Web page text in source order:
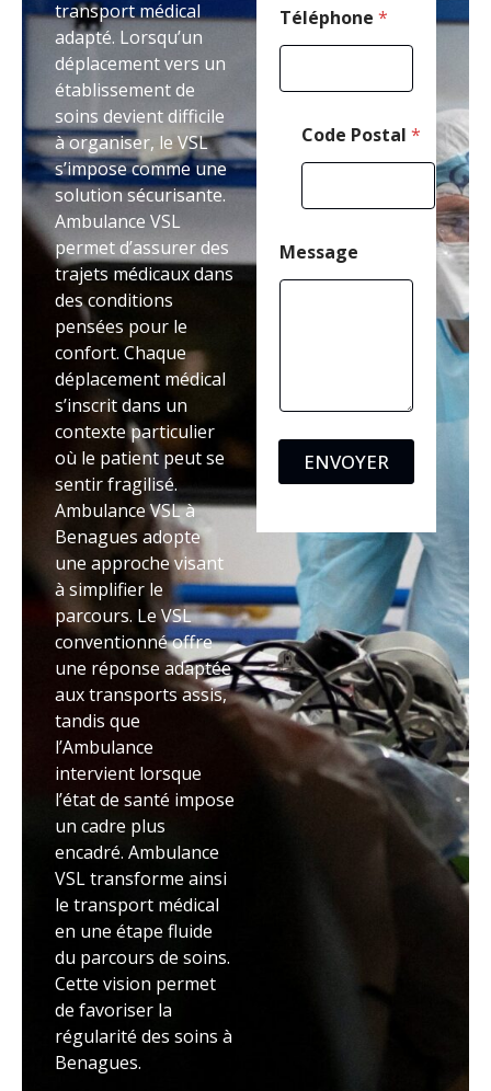
transport médical
adapté. Lorsqu’un
déplacement vers un
établissement de
soins devient difficile
à organiser, le VSL
s’impose comme une
solution sécurisante.
Ambulance VSL
permet d’assurer des
trajets médicaux dans
des conditions
pensées pour le
confort. Chaque
déplacement médical
s’inscrit dans un
contexte particulier
où le patient peut se
sentir fragilisé.
Ambulance VSL à
Benagues adopte
une approche visant
à simplifier le
parcours. Le VSL
conventionné offre
une réponse adaptée
aux transports assis,
tandis que
l’Ambulance
intervient lorsque
l’état de santé impose
un cadre plus
encadré. Ambulance
VSL transforme ainsi
le transport médical
en une étape fluide
du parcours de soins.
Cette vision permet
de favoriser la
régularité des soins à
Benagues.
e
Téléphone *
Code Postal *
Message
ENVOYER